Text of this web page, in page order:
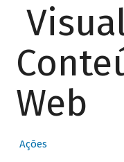
Web
Ações